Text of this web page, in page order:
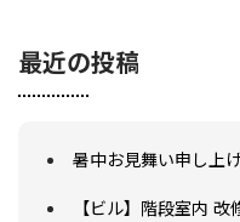
営業時間
最近の投稿
暑中お見舞い申し上
【ビル】階段室内 改